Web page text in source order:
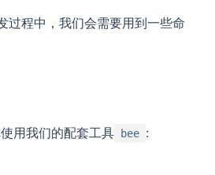
过程中，我们会需要用到一些命
用我们的配套工具 bee :